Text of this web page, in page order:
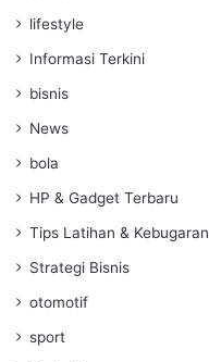
lifestyle
Informasi Terkini
bisnis
News
bola
HP & Gadget Terbaru
Tips Latihan & Kebugaran
Strategi Bisnis
otomotif
sport